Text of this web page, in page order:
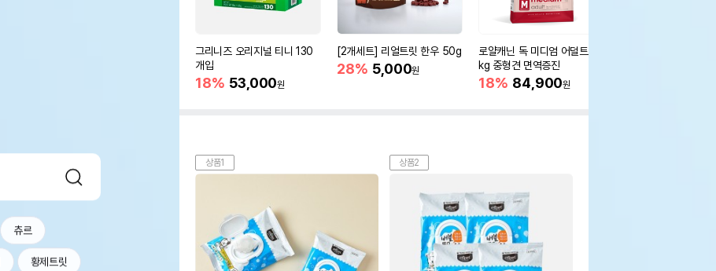
츄르
황제트릿
그리니즈 오리지널 티니 130
개입
18% 53,000원
[2개세트] 리얼트릿 한우 50g
28% 5,000원
로얄캐닌 독 미디엄 어덜트 10
kg 중형견 면역증진
18% 84,900원
상품1 상품2